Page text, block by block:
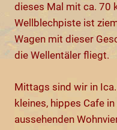
dieses Mal mit ca. 70
Wellblechpiste ist
Wagen mit dieser
die Wellentäler fliegt.
Mittags sind wir in
kleines, hippes Cafe
aussehenden